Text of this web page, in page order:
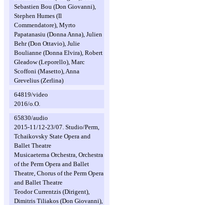
Sebastien Bou (Don Giovanni),
Stephen Humes (Il
Commendatore), Myrto
Papatanasiu (Donna Anna), Julien
Behr (Don Ottavio), Julie
Boulianne (Donna Elvira), Robert
Gleadow (Leporello), Marc
Scoffoni (Masetto), Anna
Grevelius (Zerlina)
64819/video
2016/o.O.
65830/audio
2015-11/12-23/07. Studio/Perm,
Tchaikovsky State Opera and
Ballet Theatre
Musicaeterna Orchestra, Orchestra
of the Perm Opera and Ballet
Theatre, Chorus of the Perm Opera
and Ballet Theatre
Teodor Currentzis (Dirigent),
Dimitris Tiliakos (Don Giovanni),